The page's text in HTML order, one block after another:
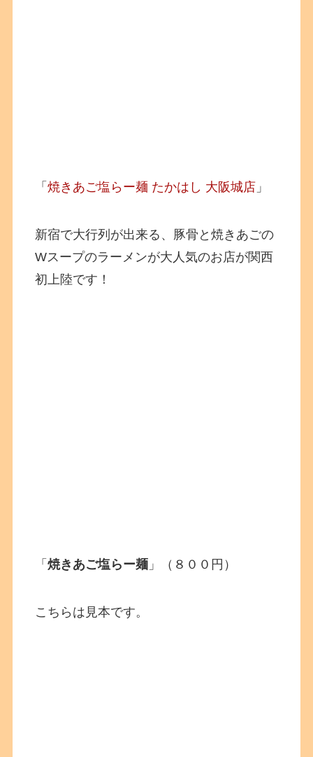
「焼きあご塩らー麺 たかはし 大阪城店 」
新宿で大行列が出来る、豚骨と焼きあごの
Wスープのラーメンが大人気のお店が関西
初上陸です！
「焼きあご塩らー麺 」（８００円）
こちらは見本です。